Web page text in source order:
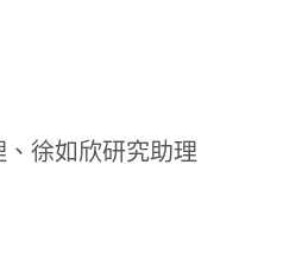
徐如欣研究助理